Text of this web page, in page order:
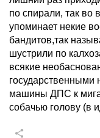
по спирали, так во
упоминает некие
бандитов,так
шустрили по
всякие
государственными
машины ДПС к
собачью голову (в